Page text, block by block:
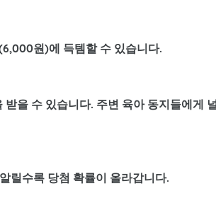
원)에 득템할 수 있습니다.
받을 수 있습니다. 주변 육아 동지들에게
릴수록 당첨 확률이 올라갑니다.